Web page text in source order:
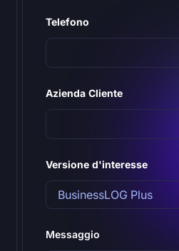
Telefono
Azienda Cliente
Versione d'interesse
Messaggio